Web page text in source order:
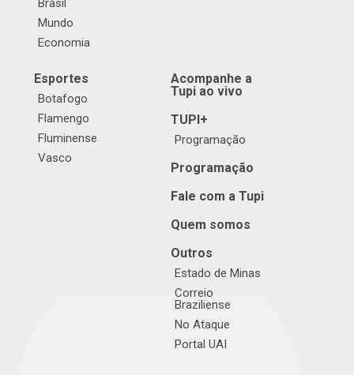
Brasil
Mundo
Economia
Esportes
Botafogo
Flamengo
Fluminense
Vasco
Acompanhe a
Tupi ao vivo
TUPI+
Programação
Programação
Fale com a Tupi
Quem somos
Outros
Estado de Minas
Correio
Braziliense
No Ataque
Portal UAI